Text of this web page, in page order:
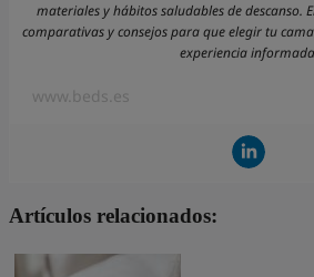
materiales y hábitos saludables de descanso.
comparativas y consejos para que elegir tu
experiencia
www.beds.es
Artículos relacionados: